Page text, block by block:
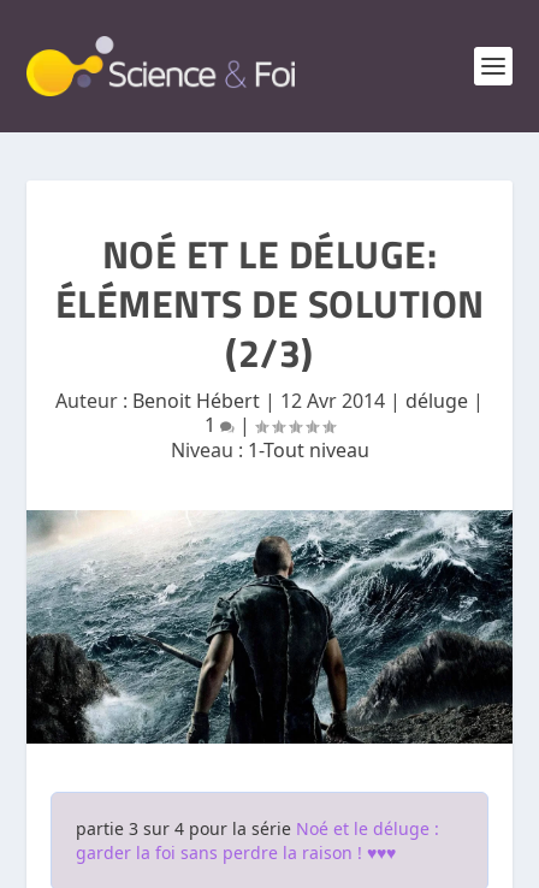
NOÉ ET LE DÉLUGE:
ÉLÉMENTS DE SOLUTION
(2/3)
Auteur : Benoit Hébert | 12 Avr 2014 | déluge |
1
|
Niveau : 1-Tout niveau
partie 3 sur 4 pour la série Noé et le déluge :
garder la foi sans perdre la raison ! ♥♥♥